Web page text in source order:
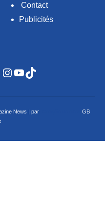
Contact
Publicités
Instagram
YouTube
TikTok
News | par
GB